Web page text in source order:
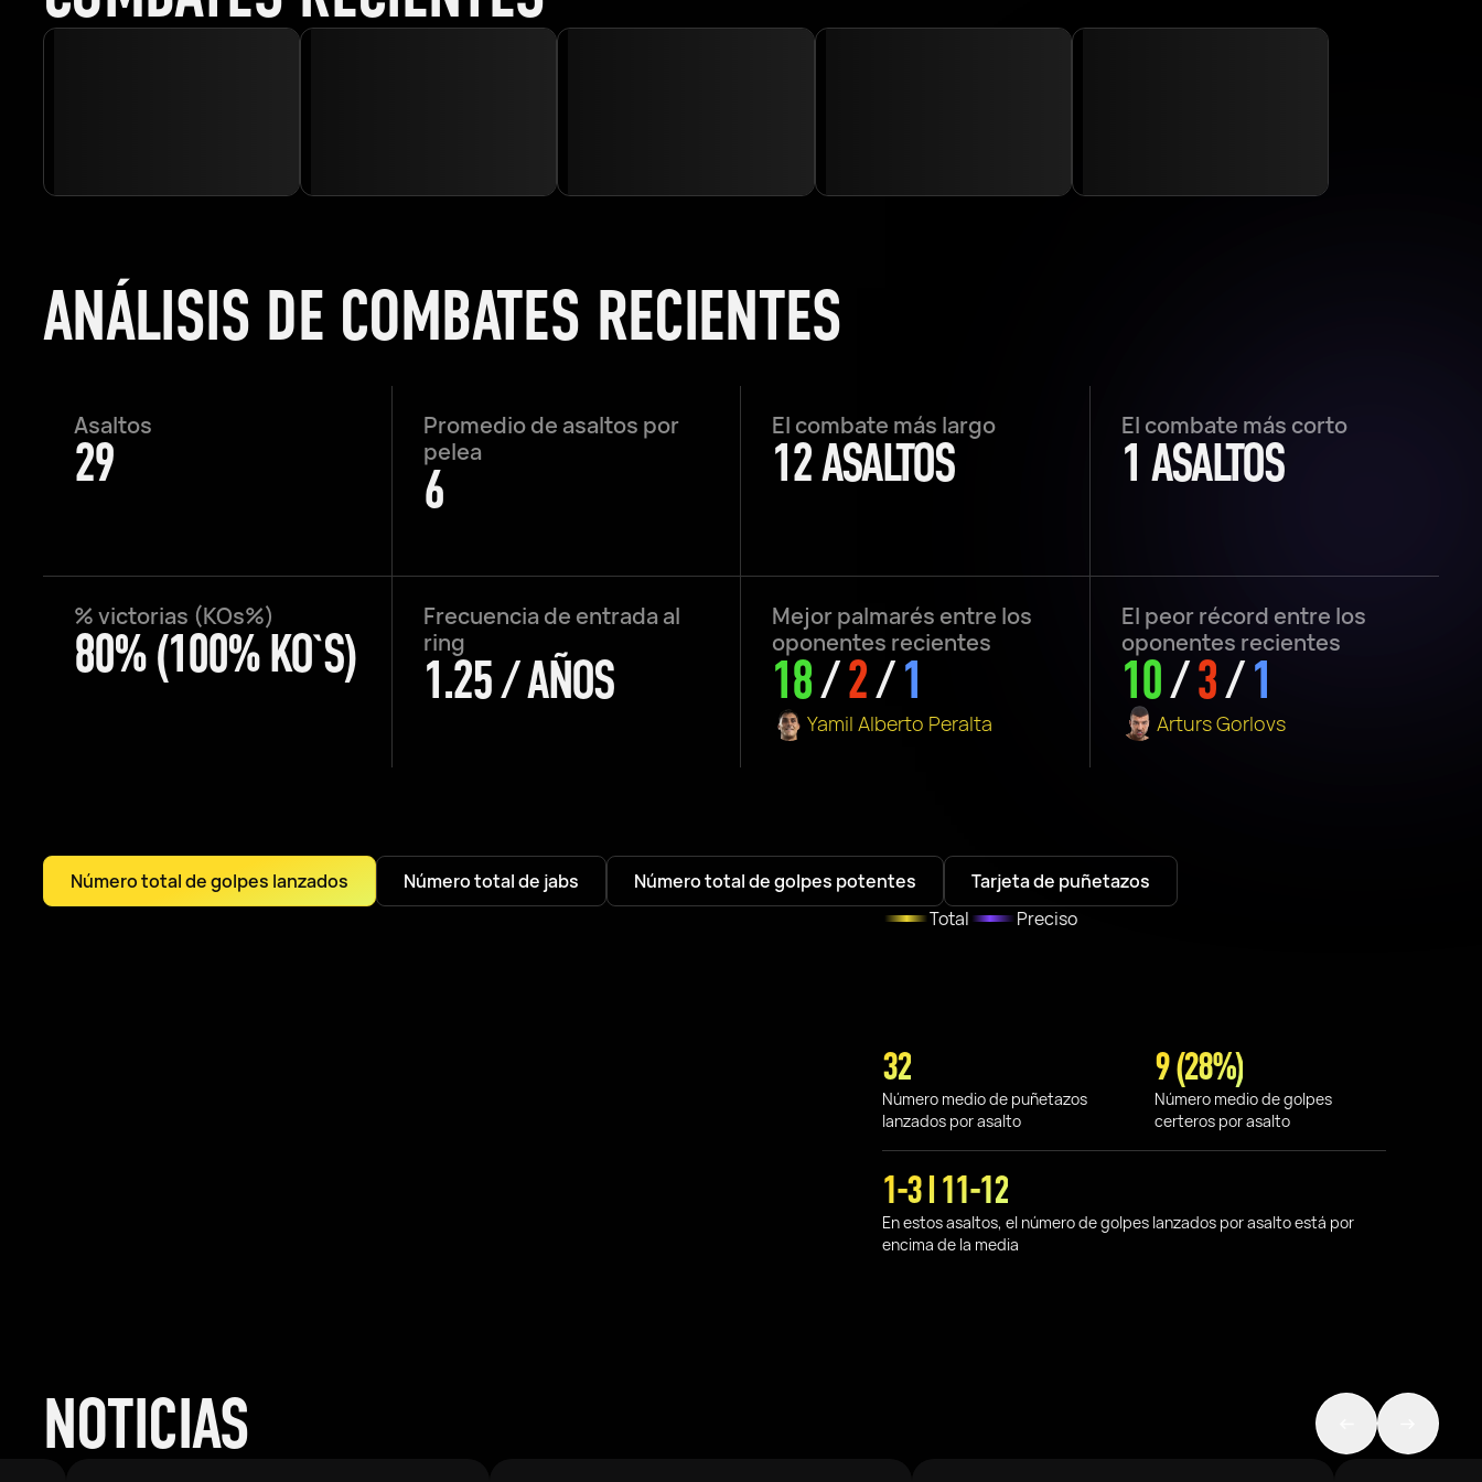
ANÁLISIS DE COMBATES RECIENTES
Asaltos
29
Promedio de asaltos por
pelea
6
El combate más largo
12 ASALTOS
El combate más corto
1 ASALTOS
% victorias (KOs%)
80% (100% KO`S)
Frecuencia de entrada al
ring
1.25 / AÑOS
Mejor palmarés entre los
oponentes recientes
18/2/1
Yamil Alberto Peralta
El peor récord entre los
oponentes recientes
10/3/1
Arturs Gorlovs
Número total de golpes lanzados Número total de jabs Número total de golpes potentes
Tarjeta de puñetazos
Total
Preciso
32
Número medio de puñetazos
lanzados por asalto
9 (28%)
Número medio de golpes
certeros por asalto
1-3 I 11-12
En estos asaltos, el número de golpes lanzados por asalto está por
encima de la media
NOTICIAS